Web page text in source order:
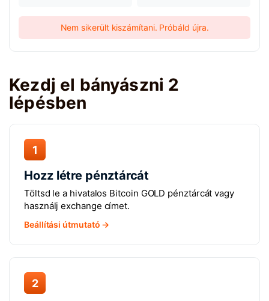
Nem sikerült kiszámítani. Próbáld újra.
Kezdj el bányászni 2
lépésben
1
Hozz létre pénztárcát
Töltsd le a hivatalos Bitcoin GOLD pénztárcát vagy
használj exchange címet.
Beállítási útmutató →
2